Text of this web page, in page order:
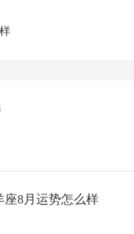
座8月运势怎么样